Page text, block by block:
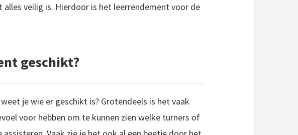
veilig is. Hierdoor is het leerrendement voor de
geschikt?
je wie er geschikt is? Grotendeels is het vaak
voor hebben om te kunnen zien welke turners of